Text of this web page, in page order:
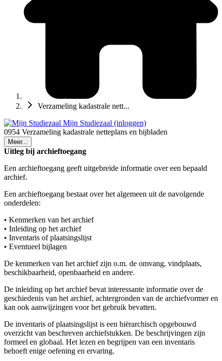
Verzameling kadastrale nett...
Mijn Studiezaal (inloggen)
0954 Verzameling kadastrale netteplans en bijbladen
Meer...
Uitleg bij archieftoegang
Een archieftoegang geeft uitgebreide informatie over een bepaald
archief.
Een archieftoegang bestaat over het algemeen uit de navolgende
onderdelen:
• Kenmerken van het archief
• Inleiding op het archief
• Inventaris of plaatsingslijst
• Eventueel bijlagen
De kenmerken van het archief zijn o.m. de omvang, vindplaats,
beschikbaarheid, openbaarheid en andere.
De inleiding op het archief bevat interessante informatie over de
geschiedenis van het archief, achtergronden van de archiefvormer en
kan ook aanwijzingen voor het gebruik bevatten.
De inventaris of plaatsingslijst is een hiërarchisch opgebouwd
overzicht van beschreven archiefstukken. De beschrijvingen zijn
formeel en globaal. Het lezen en begrijpen van een inventaris
behoeft enige oefening en ervaring.